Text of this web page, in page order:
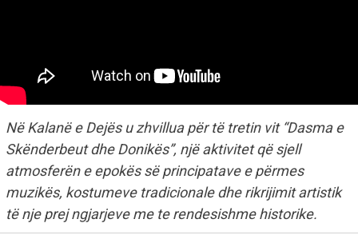
Në Kalanë e Dejës u zhvillua për të tretin vit “Dasma e
Skënderbeut dhe Donikës”, një aktivitet që sjell
atmosferën e epokës së principatave e përmes
muzikës, kostumeve tradicionale dhe rikrijimit artistik
të nje prej ngjarjeve me te rendesishme historike.